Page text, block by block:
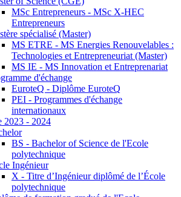
MSc Entrepreneurs - MSc X-HEC
Entrepreneurs
spécialisé (Master)
MS ETRE - MS Energies Renouvelables :
Technologies et Entrepreneuriat (Master)
MS IE - MS Innovation et Entreprenariat
d'échange
EuroteQ - Diplôme EuroteQ
PEI - Programmes d'échange
internationaux
2023 - 2024
BS - Bachelor of Science de l'Ecole
polytechnique
Ingénieur
X - Titre d’Ingénieur diplômé de l’École
polytechnique